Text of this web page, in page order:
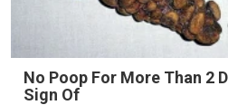
No Poop For More Than 2
Sign Of